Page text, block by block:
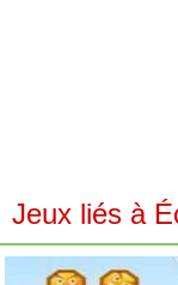
Jeux liés à